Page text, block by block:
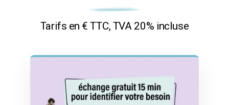
Tarifs en € TTC, TVA 20% incluse